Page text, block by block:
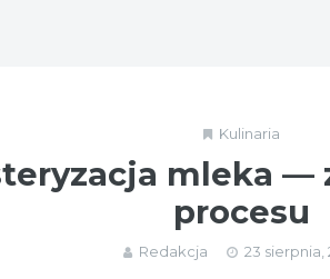
Kulinaria
mleka —
procesu
Redakcja 23 sierpnia,